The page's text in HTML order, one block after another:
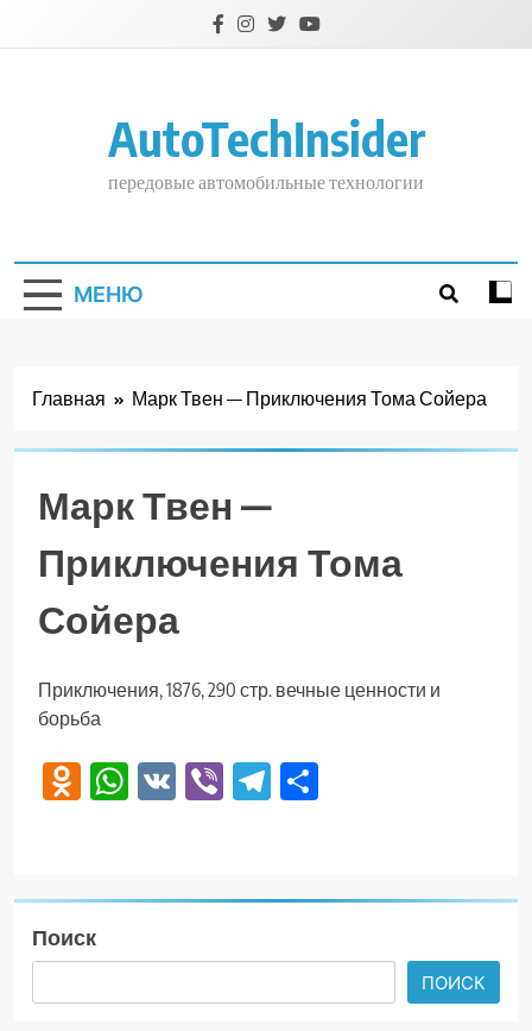
AutoTechInsider
передовые автомобильные технологии
МЕНЮ
Главная Марк Твен — Приключения Тома Сойера
Марк Твен —
Приключения Тома
Сойера
Приключения, 1876, 290 стр. вечные ценности и
борьба
Odnoklassniki
WhatsApp
VK ViberTelegram
Поиск
ПОИСК